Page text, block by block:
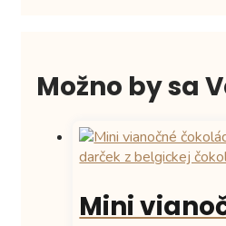
Možno by sa
Mini